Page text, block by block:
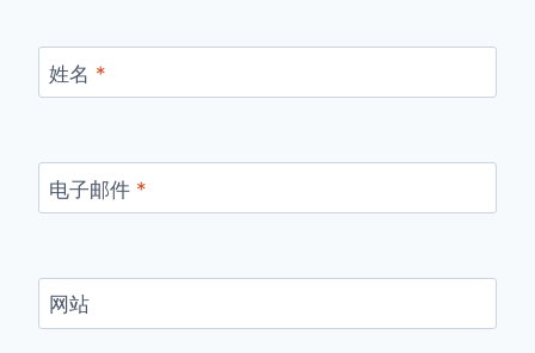
姓名 *
电子邮件 *
网站